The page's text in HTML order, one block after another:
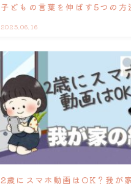
子どもの言葉を伸ばす5つの方
2025.06.16
2歳にスマホ動画はOK？我が